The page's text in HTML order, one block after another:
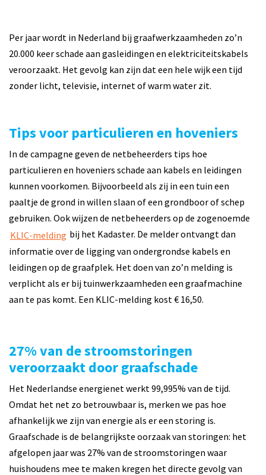
Per jaar wordt in Nederland bij graafwerkzaamheden zo’n
20.000 keer schade aan gasleidingen en elektriciteitskabels
veroorzaakt. Het gevolg kan zijn dat een hele wijk een tijd
zonder licht, televisie, internet of warm water zit.
Tips voor particulieren en hoveniers
In de campagne geven de netbeheerders tips hoe
particulieren en hoveniers schade aan kabels en leidingen
kunnen voorkomen. Bijvoorbeeld als zij in een tuin een
paaltje de grond in willen slaan of een grondboor of schep
gebruiken. Ook wijzen de netbeheerders op de zogenoemde
KLIC-melding bij het Kadaster. De melder ontvangt dan
informatie over de ligging van ondergrondse kabels en
leidingen op de graafplek. Het doen van zo’n melding is
verplicht als er bij tuinwerkzaamheden een graafmachine
aan te pas komt. Een KLIC-melding kost € 16,50.
27% van de stroomstoringen
veroorzaakt door graafschade
Het Nederlandse energienet werkt 99,995% van de tijd.
Omdat het net zo betrouwbaar is, merken we pas hoe
afhankelijk we zijn van energie als er een storing is.
Graafschade is de belangrijkste oorzaak van storingen: het
afgelopen jaar was 27% van de stroomstoringen waar
huishoudens mee te maken kregen het directe gevolg van